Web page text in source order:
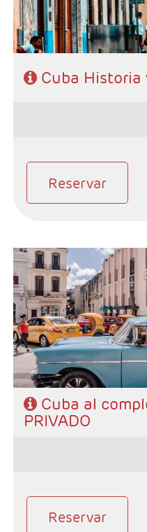
Cuba Historia
Reservar
- Salidas: Martes y
- Ruta: 3 noches
Cayo Guillermo, 1 noche
de Cub y 1 noche Habana.
- Categoría hotelera:
- Régimen: Según
Cuba al
PRIVADO
Reservar